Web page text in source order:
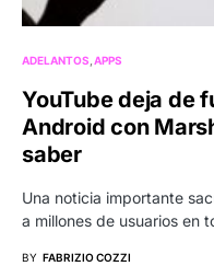
ADELANTOS APPS
YouTube deja de
Android con
saber
Una noticia importante
a millones de usuarios en
BY FABRIZIO COZZI